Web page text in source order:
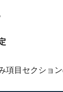
項目セクショ